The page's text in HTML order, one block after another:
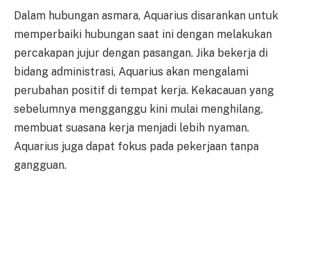
Dalam hubungan asmara, Aquarius disarankan untuk
memperbaiki hubungan saat ini dengan melakukan
percakapan jujur dengan pasangan. Jika bekerja di
bidang administrasi, Aquarius akan mengalami
perubahan positif di tempat kerja. Kekacauan yang
sebelumnya mengganggu kini mulai menghilang,
membuat suasana kerja menjadi lebih nyaman.
Aquarius juga dapat fokus pada pekerjaan tanpa
gangguan.